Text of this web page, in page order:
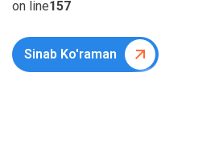
on line157
Sinab Ko'raman